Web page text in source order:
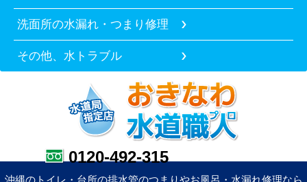
洗面所の水漏れ・つまり修理
その他、水トラブル
0120-492-315
沖縄のトイレ・台所の排水管のつまりやお風呂・水漏れ修理なら